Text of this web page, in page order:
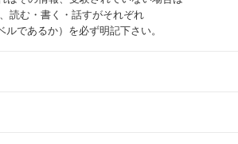
読む・書く・話すがそれぞれ
であるか）を必ず明記下さい。